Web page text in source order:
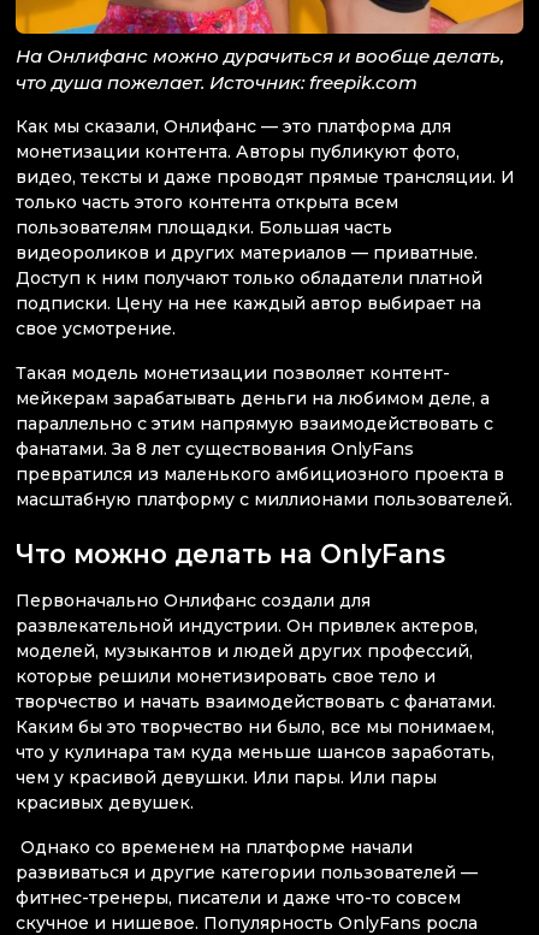
На Онлифанс можно дурачиться и вообще делать,
что душа пожелает. Источник: freepik.com
Как мы сказали, Онлифанс — это платформа для
монетизации контента. Авторы публикуют фото,
видео, тексты и даже проводят прямые трансляции. И
только часть этого контента открыта всем
пользователям площадки. Большая часть
видеороликов и других материалов — приватные.
Доступ к ним получают только обладатели платной
подписки. Цену на нее каждый автор выбирает на
свое усмотрение.
Такая модель монетизации позволяет контент-
мейкерам зарабатывать деньги на любимом деле, а
параллельно с этим напрямую взаимодействовать с
фанатами. За 8 лет существования OnlyFans
превратился из маленького амбициозного проекта в
масштабную платформу с миллионами пользователей.
Что можно делать на OnlyFans
Первоначально Онлифанс создали для
развлекательной индустрии. Он привлек актеров,
моделей, музыкантов и людей других профессий,
которые решили монетизировать свое тело и
творчество и начать взаимодействовать с фанатами.
Каким бы это творчество ни было, все мы понимаем,
что у кулинара там куда меньше шансов заработать,
чем у красивой девушки. Или пары. Или пары
красивых девушек.
Однако со временем на платформе начали
развиваться и другие категории пользователей —
фитнес-тренеры, писатели и даже что-то совсем
скучное и нишевое. Популярность OnlyFans росла